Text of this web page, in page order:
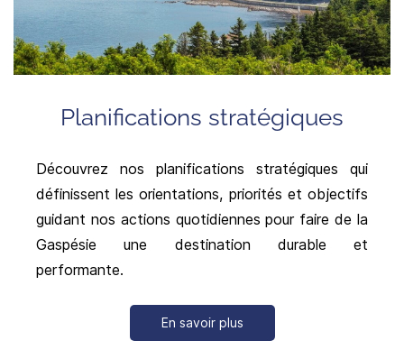
Planifications stratégiques
Découvrez nos planifications stratégiques qui
définissent les orientations, priorités et objectifs
guidant nos actions quotidiennes pour faire de la
Gaspésie une destination durable et
performante.
En savoir plus